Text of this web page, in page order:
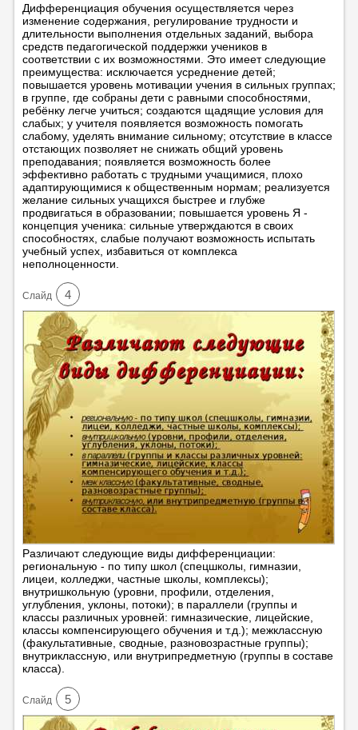
Дифференциация обучения осуществляется через
изменение содержания, регулирование трудности и
длительности выполнения отдельных заданий, выбора
средств педагогической поддержки учеников в
соответствии с их возможностями. Это имеет следующие
преимущества: исключается усреднение детей;
повышается уровень мотивации учения в сильных группах;
в группе, где собраны дети с равными способностями,
ребёнку легче учиться; создаются щадящие условия для
слабых; у учителя появляется возможность помогать
слабому, уделять внимание сильному; отсутствие в классе
отстающих позволяет не снижать общий уровень
преподавания; появляется возможность более
эффективно работать с трудными учащимися, плохо
адаптирующимися к общественным нормам; реализуется
желание сильных учащихся быстрее и глубже
продвигаться в образовании; повышается уровень Я -
концепция ученика: сильные утверждаются в своих
способностях, слабые получают возможность испытать
учебный успех, избавиться от комплекса
неполноценности.
Cлайд 4
Различают следующие виды дифференциации:
региональную - по типу школ (спецшколы, гимназии,
лицеи, колледжи, частные школы, комплексы);
внутришкольную (уровни, профили, отделения,
углубления, уклоны, потоки); в параллели (группы и
классы различных уровней: гимназические, лицейские,
классы компенсирующего обучения и т.д.); межклассную
(факультативные, сводные, разновозрастные группы);
внутриклассную, или внутрипредметную (группы в составе
класса).
Cлайд 5